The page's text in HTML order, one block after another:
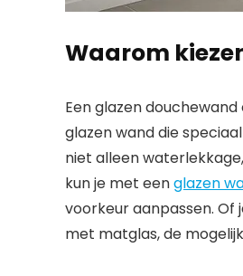
Waarom
Een glazen
glazen wand die
niet alleen
kun je met eenglazen
voorkeur aanpassen.
met matglas, de